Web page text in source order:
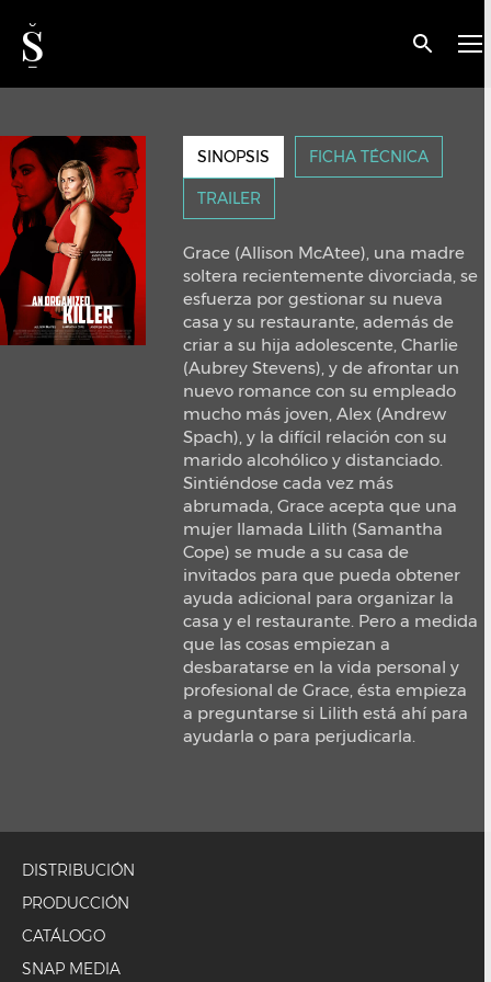
< VOLVER
An Organized Killer
SINOPSIS FICHA TÉCNICA
TRAILER
Grace (Allison McAtee), una madre
soltera recientemente divorciada, se
esfuerza por gestionar su nueva
casa y su restaurante, además de
criar a su hija adolescente, Charlie
(Aubrey Stevens), y de afrontar un
nuevo romance con su empleado
mucho más joven, Alex (Andrew
Spach), y la difícil relación con su
marido alcohólico y distanciado.
Sintiéndose cada vez más
abrumada, Grace acepta que una
mujer llamada Lilith (Samantha
Cope) se mude a su casa de
invitados para que pueda obtener
ayuda adicional para organizar la
casa y el restaurante. Pero a medida
que las cosas empiezan a
desbaratarse en la vida personal y
profesional de Grace, ésta empieza
a preguntarse si Lilith está ahí para
ayudarla o para perjudicarla.
DISTRIBUCIÓN
PRODUCCIÓN
CATÁLOGO
SNAP MEDIA